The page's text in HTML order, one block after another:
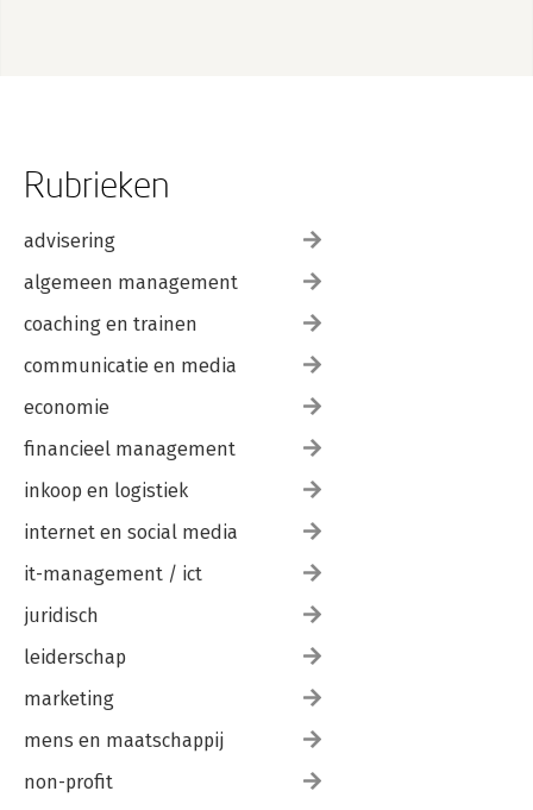
Rubrieken
advisering
algemeen management
coaching en trainen
communicatie en media
economie
financieel management
inkoop en logistiek
internet en social media
it-management / ict
juridisch
leiderschap
marketing
mens en maatschappij
non-profit